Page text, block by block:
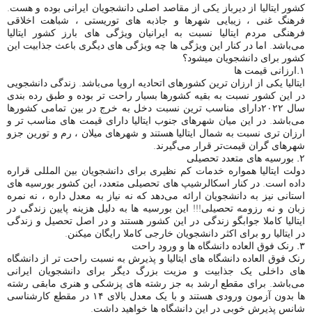
کشور ایتالیا از دیرباز یکی از مقاصد اصلی دانشجویان ایرانی بوده و هست.
فرهنگ غنی ، زیبایی شهرها و جاذبه های توریستی ، شباهت اخلاقی
فرهنگی مردم ایتالیا نسبت‌ به ایرانیان ویژگی های بارز کشور ایتالیا
می‌باشد. اما در کنار این ویژگی ها چه ویژگی های دیگری باعث جذابیت این
کشور برای دانشجویان میشود؟
۱.ارزانی قیمت ها
ایتالیا یکی از ارزان ترین کشورهای اتحادیه اروپا می‌باشد. زندگی دانشجویی
در این کشور نسبت به بقیه کشورها بسیار راحت تر بوده و طبق رده بندی
سال ۲۰۲۲دارای مناسب ترین نسبت دخل به خرج در بین تمامی کشورها
می‌باشد. در این میان شهرهای جنوب ایتالیا دارای قیمت های مناسب تر و
ارزان تری نسبت به شمال ایتالیا هستند و شهرهای میلان ، رم و تورین جزو
شهرهای گران‌ قیمت‌تر قرار می‌گیرند.
۲. بورسیه های متعدد تحصیلی
دولت ایتالیا همواره خدمات کم نظیری برای دانشجویان بین المللی قراره
داده است. در کنار اسکالرشیپ های تحصیلی متعدد، این کشور بورسیه های
استانی نیز به دانشجویان ارائه می‌دهد که نه نیاز به معدل داره ، نه نمره
زبان و نه رزومه تحصیلی!!! این بورسیه ها به دلیل هزینه پایین زندگی در
ایتالیا کاملا جوابگو زندگی در این کشور هستند و در اصل تحصیل و زندگی
در ایتالیا رو برای اکثر دانشجویان خارجی کاملا رایگان میکنن.
۳. رنک فوق العاده دانشگاه ها و ورود راحت
رنک فوق العاده دانشگاه های ایتالیا و پذیرش به نسبت راحت تر از دانشگاه
های داخلی یک جذابیت و مزیت بزرگ دیگر برای دانشجویان ایرانی
می‌باشد. برای مقطع ارشد به جز رشته های پزشکی و هنری مابقی رشته
ها بدون آزمون ورودی هستند و با یک معدل بالای ۱۴ در مقطع کارشناسی
شانس پذیرش خوبی در این دانشگاه ها خواهید داشت.